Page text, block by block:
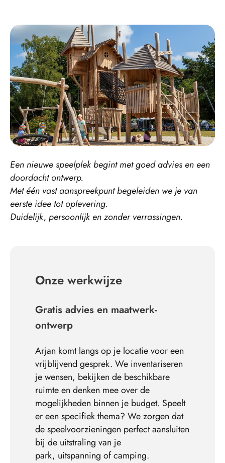
Een nieuwe speelplek begint met goed advies en een
doordacht ontwerp.
Met één vast aanspreekpunt begeleiden we je van
eerste idee tot oplevering.
Duidelijk, persoonlijk en zonder verrassingen.
Onze werkwijze
Gratis advies en maatwerk-
ontwerp
Arjan komt langs op je locatie voor een
vrijblijvend gesprek. We inventariseren
je wensen, bekijken de beschikbare
ruimte en denken mee over de
mogelijkheden binnen je budget. Speelt
er een specifiek thema? We zorgen dat
de speelvoorzieningen perfect aansluiten
bij de uitstraling van je
park, uitspanning of camping.